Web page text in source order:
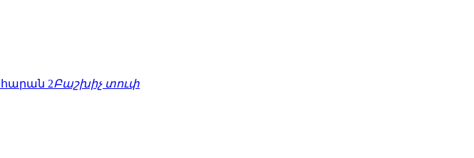
Բաշխիչ տուփ